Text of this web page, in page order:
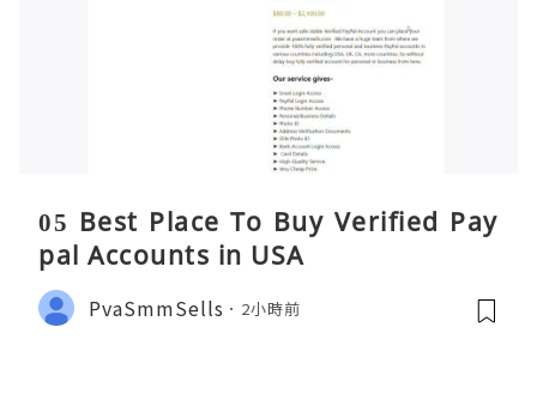
05 Best Place To Buy Verified Pay
pal Accounts in USA
PvaSmmSells 2小時前